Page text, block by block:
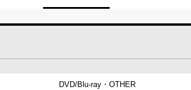
DVD/Blu-ray・OTHER